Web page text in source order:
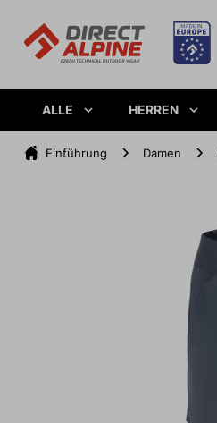
ALLE HERREN
Einführung Damen